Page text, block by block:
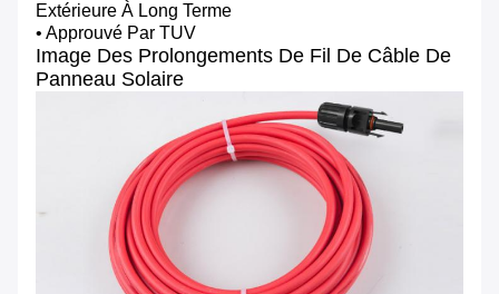
Extérieure À Long Terme
• Approuvé Par TUV
Image Des Prolongements De Fil De Câble De
Panneau Solaire